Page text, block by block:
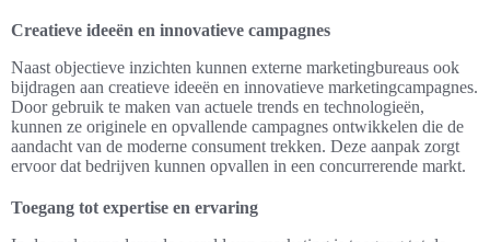
Creatieve ideeën en innovatieve campagnes
Naast objectieve inzichten kunnen externe marketingbureaus ook
bijdragen aan creatieve ideeën en innovatieve marketingcampagnes.
Door gebruik te maken van actuele trends en technologieën,
kunnen ze originele en opvallende campagnes ontwikkelen die de
aandacht van de moderne consument trekken. Deze aanpak zorgt
ervoor dat bedrijven kunnen opvallen in een concurrerende markt.
Toegang tot expertise en ervaring